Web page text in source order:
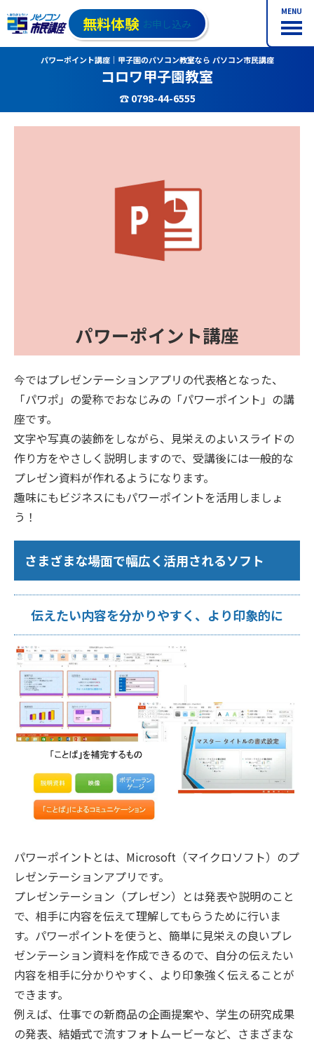
MENU
無料体験 お申し込み
パワーポイント講座｜甲子園のパソコン教室なら パソコン市民講座
コロワ甲子園教室
☎ 0798-44-6555
パワーポイント講座
今ではプレゼンテーションアプリの代表格となった、
「パワポ」の愛称でおなじみの「パワーポイント」の講
座です。
文字や写真の装飾をしながら、見栄えのよいスライドの
作り方をやさしく説明しますので、受講後には一般的な
プレゼン資料が作れるようになります。
趣味にもビジネスにもパワーポイントを活用しましょ
う！
さまざまな場面で幅広く活用されるソフト
伝えたい内容を分かりやすく、より印象的に
パワーポイントとは、Microsoft（マイクロソフト）のプ
レゼンテーションアプリです。
プレゼンテーション（プレゼン）とは発表や説明のこと
で、相手に内容を伝えて理解してもらうために行いま
す。パワーポイントを使うと、簡単に見栄えの良いプレ
ゼンテーション資料を作成できるので、自分の伝えたい
内容を相手に分かりやすく、より印象強く伝えることが
できます。
例えば、仕事での新商品の企画提案や、学生の研究成果
の発表、結婚式で流すフォトムービーなど、さまざまな